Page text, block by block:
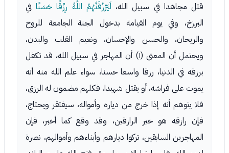
قتل مجاهدا في سبيل الله، لَيَرْزُقَنَّهُمُ اللَّهُ رِزْقًا حَسَنًافي
البرزخ، وفي يوم القيامة بدخول الجنة الجامعة للروح
والريحان، والحسن والإحسان، ونعيم القلب والبدن،
ويحتمل أن المعنى (١) أن المهاجر في سبيل الله، قد تكفل
برزقه في الدنيا، رزقا واسعا حسنا، سواء علم الله منه أنه
يموت على فراشه، أو يقتل شهيدا، فكلهم مضمون له الرزق،
فلا يتوهم أنه إذا خرج من دياره وأمواله، سيفتقر ويحتاج،
فإن رازقه هو خير الرازقين، وقد وقع كما أخبر، فإن
المهاجرين السابقين، تركوا ديارهم وأبناءهم وأموالهم، نصرة